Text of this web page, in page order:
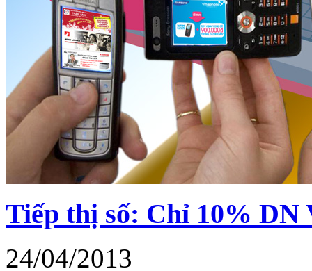
Tiếp thị số: Chỉ 10% DN
24/04/2013